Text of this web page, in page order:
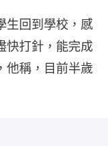
生回到學校，感
快打針，能完成
他稱，目前半歲